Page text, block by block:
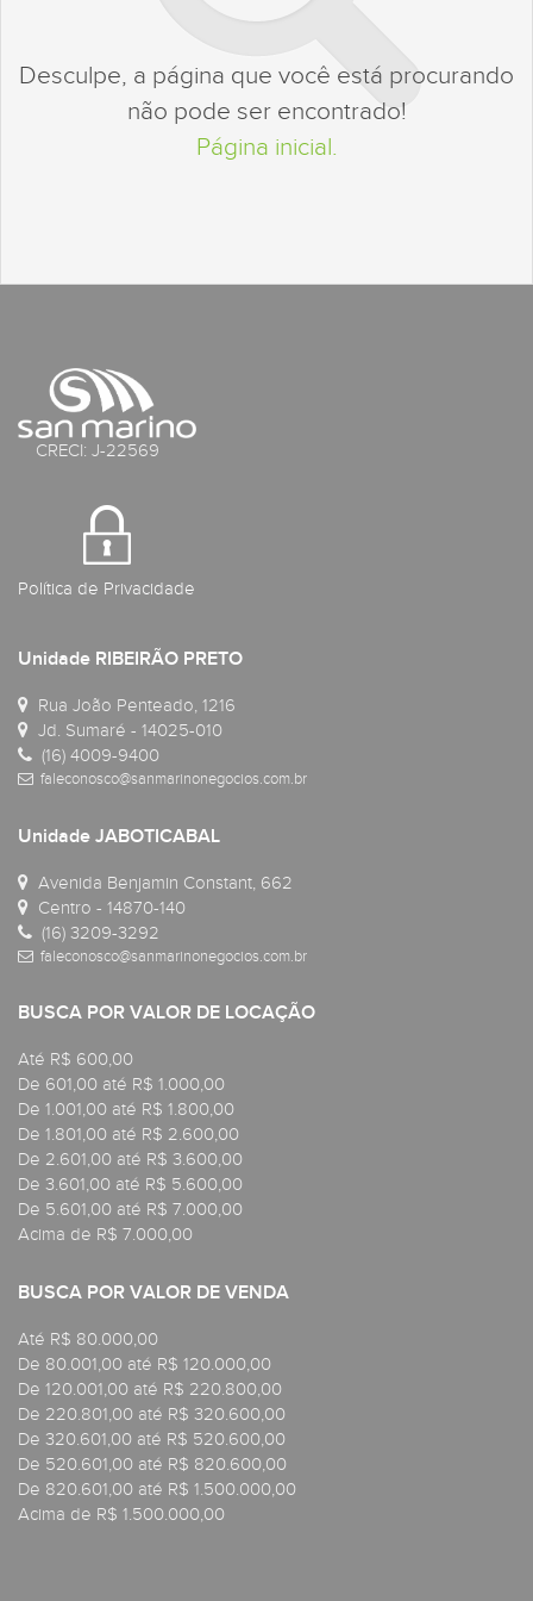
Desculpe, a página que você está procurando
não pode ser encontrado!
Página inicial.
CRECI: J-22569
Política de Privacidade
Unidade RIBEIRÃO PRETO
Rua João Penteado, 1216
Jd. Sumaré - 14025-010
(16) 4009-9400
faleconosco@sanmarinonegocios.com.br
Unidade JABOTICABAL
Avenida Benjamin Constant, 662
Centro - 14870-140
(16) 3209-3292
faleconosco@sanmarinonegocios.com.br
BUSCA POR VALOR DE LOCAÇÃO
Até R$ 600,00
De 601,00 até R$ 1.000,00
De 1.001,00 até R$ 1.800,00
De 1.801,00 até R$ 2.600,00
De 2.601,00 até R$ 3.600,00
De 3.601,00 até R$ 5.600,00
De 5.601,00 até R$ 7.000,00
Acima de R$ 7.000,00
BUSCA POR VALOR DE VENDA
Até R$ 80.000,00
De 80.001,00 até R$ 120.000,00
De 120.001,00 até R$ 220.800,00
De 220.801,00 até R$ 320.600,00
De 320.601,00 até R$ 520.600,00
De 520.601,00 até R$ 820.600,00
De 820.601,00 até R$ 1.500.000,00
Acima de R$ 1.500.000,00